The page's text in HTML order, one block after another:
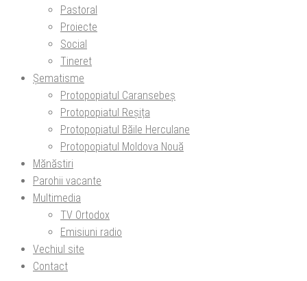
Pastoral
Proiecte
Social
Tineret
Șematisme
Protopopiatul Caransebeș
Protopopiatul Reșița
Protopopiatul Băile Herculane
Protopopiatul Moldova Nouă
Mănăstiri
Parohii vacante
Multimedia
TV Ortodox
Emisiuni radio
Vechiul site
Contact